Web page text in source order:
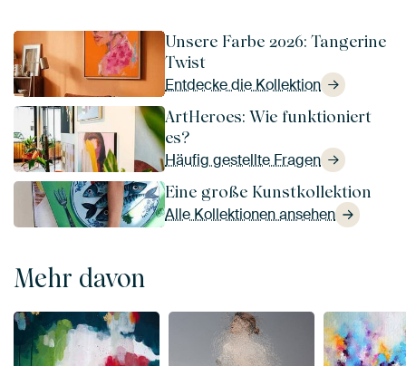
Unsere Farbe 2026: Tangerine
Twist
Entdecke die Kollektion
ArtHeroes: Wie funktioniert
es?
Häufig gestellte Fragen
Eine große Kunstkollektion
Alle Kollektionen ansehen
Mehr davon